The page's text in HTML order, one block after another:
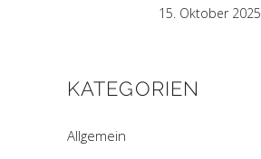
15. Oktober 2025
KATEGORIEN
Allgemein